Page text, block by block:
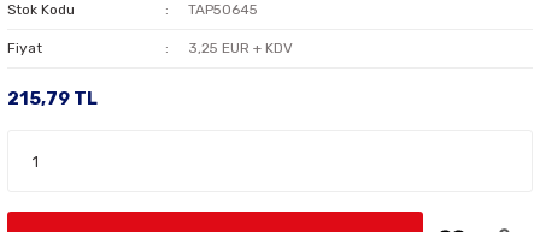
Stok Kodu TAP50645
Fiyat 3,25 EUR + KDV
215,79 TL